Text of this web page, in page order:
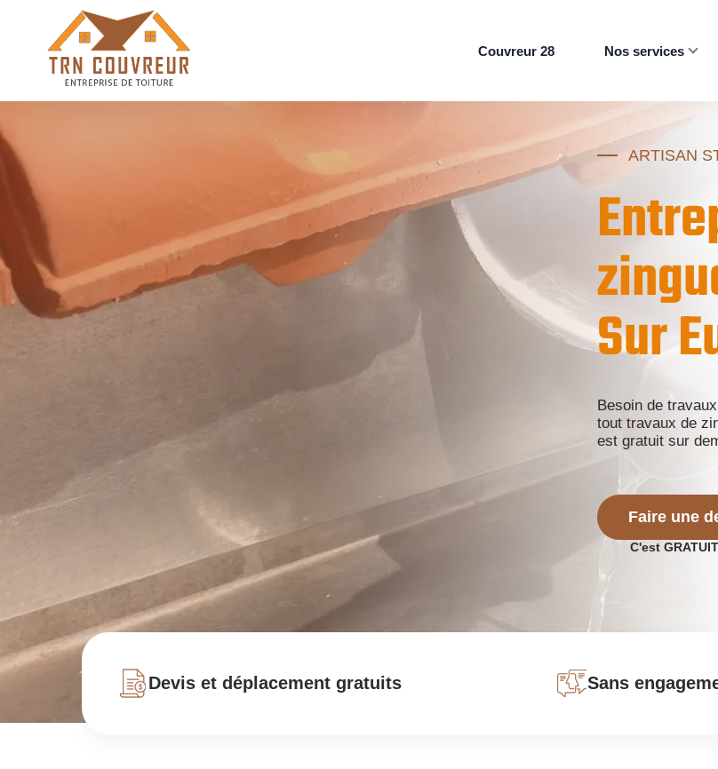
Couvreur 28 Nos services
ARTISAN
Sur
Besoin de
tout travaux de
est gratuit sur
Faire une
C'est
Devis et déplacement gratuits Sans